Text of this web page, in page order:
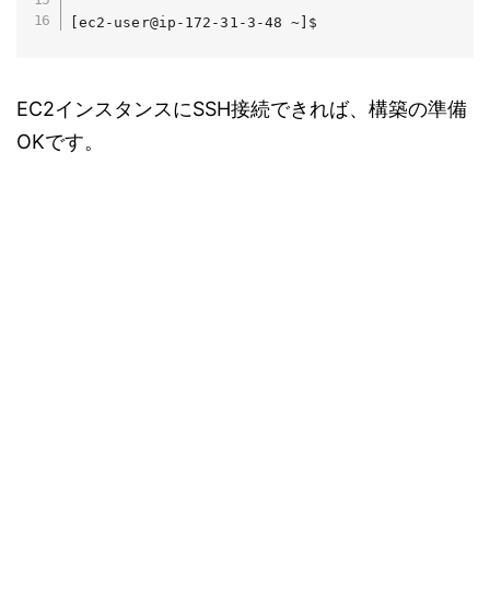
[ec2-user@ip-172-31-3-48 ~]$
EC2インスタンスにSSH接続できれば、構築の準備
OKです。